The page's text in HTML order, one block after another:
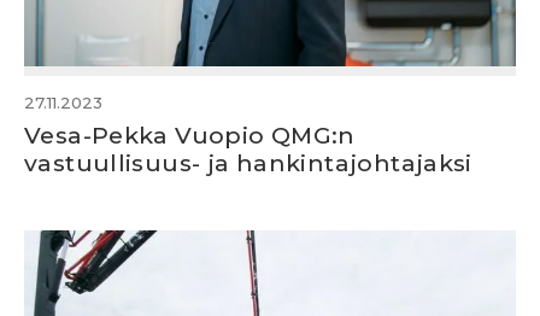
27.11.2023
Vesa-Pekka Vuopio QMG:n
vastuullisuus- ja hankintajohtajaksi